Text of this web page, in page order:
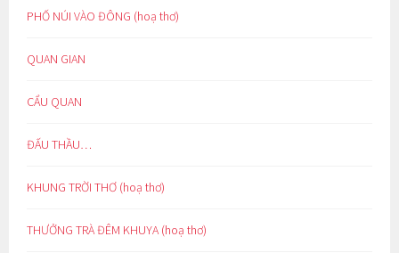
PHỐ NÚI VÀO ĐÔNG (hoạ thơ)
QUAN GIAN
CẨU QUAN
ĐẤU THẦU…
KHUNG TRỜI THƠ (hoạ thơ)
THƯỞNG TRÀ ĐÊM KHUYA (hoạ thơ)